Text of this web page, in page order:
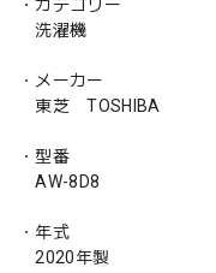
・カテゴリー
洗濯機
・メーカー
東芝 TOSHIBA
・型番
AW-8D8
・年式
2020年製